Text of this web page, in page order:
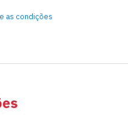
as condições